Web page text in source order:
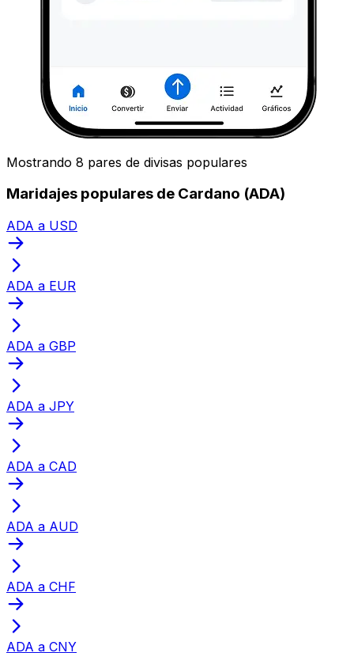
Mostrando 8 pares de divisas populares
Maridajes populares de Cardano (ADA)
ADA a USD
ADA a EUR
ADA a GBP
ADA a JPY
ADA a CAD
ADA a AUD
ADA a CHF
ADA a CNY